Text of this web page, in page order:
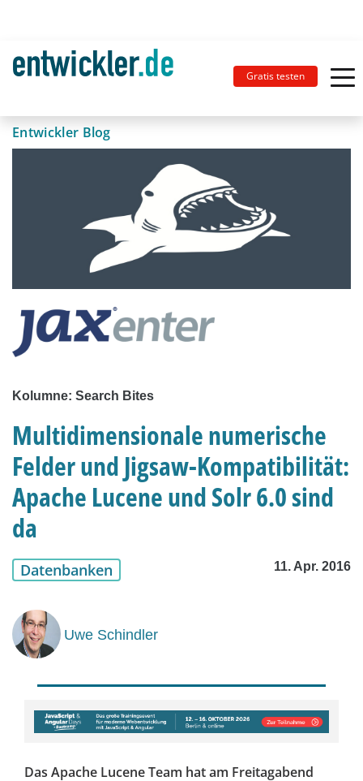
Gratis testen
Entwickler Blog
Kolumne: Search Bites
Multidimensionale numerische
Felder und Jigsaw-Kompatibilität:
Apache Lucene und Solr 6.0 sind
da
Datenbanken 11. Apr. 2016
Uwe Schindler
Das Apache Lucene Team hat am Freitagabend